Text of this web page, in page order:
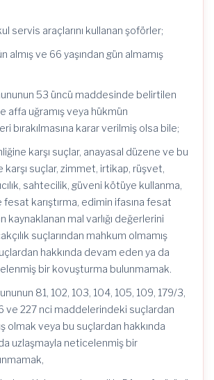
servis araçlarını kullanan şoförler;
almış ve 66 yaşından gün almamış
53 üncü maddesinde belirtilen
affa uğramış veya hükmün
bırakılmasına karar verilmiş olsa bile;
karşı suçlar, anayasal düzene ve bu
karşı suçlar, zimmet, irtikap, rüşvet,
sahtecilik, güveni kötüye kullanma,
fesat karıştırma, edimin ifasına fesat
kaynaklanan mal varlığı değerlerini
suçlarından mahkum olmamış
hakkında devam eden ya da
bir kovuşturma bulunmamak.
81, 102, 103, 104, 105, 109, 179/3,
ve 227 nci maddelerindeki suçlardan
olmak veya bu suçlardan hakkında
uzlaşmayla neticelenmiş bir